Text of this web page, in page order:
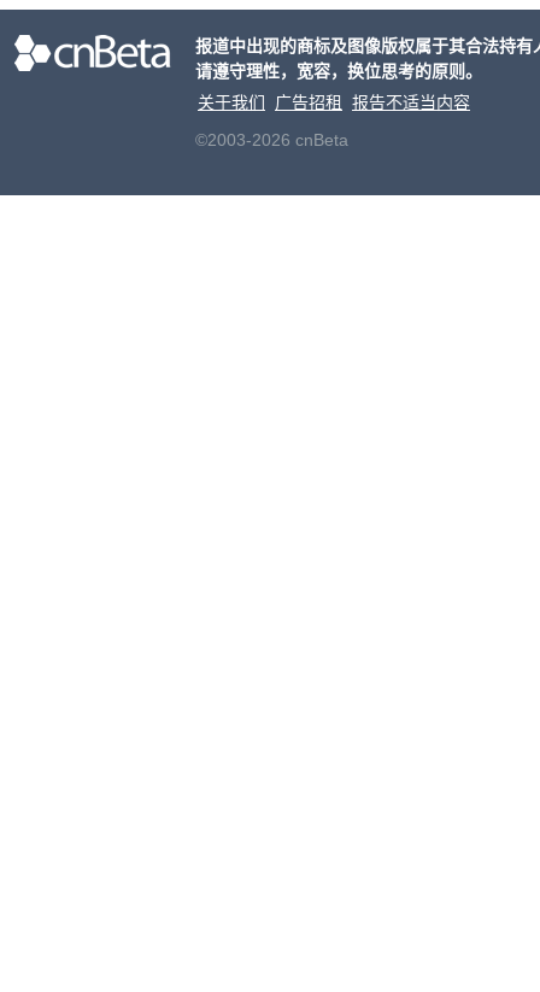
报道中出现的商标及图像版权属于其合法持
请遵守理性，宽容，换位思考的原则。
关于我们
广告招租
报告不适当内容
©2003-2026 cnBeta